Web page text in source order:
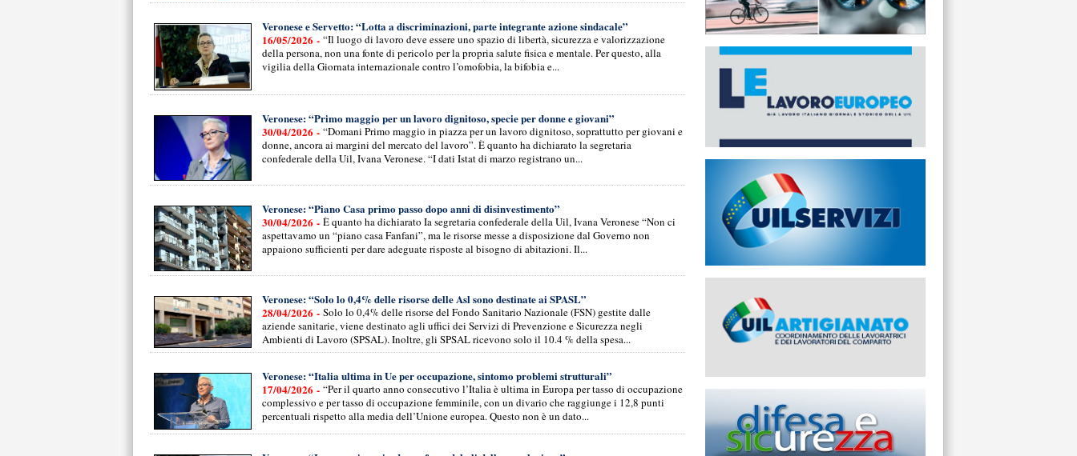
Veronese e Servetto: “Lotta a discriminazioni, parte integrante azione sindacale”
16/05/2026 - “Il luogo di lavoro deve essere uno spazio di libertà, sicurezza e valorizzazione
della persona, non una fonte di pericolo per la propria salute fisica e mentale. Per questo, alla
vigilia della Giornata internazionale contro l’omofobia, la bifobia e...
Veronese: “Primo maggio per un lavoro dignitoso, specie per donne e giovani”
30/04/2026 - “Domani Primo maggio in piazza per un lavoro dignitoso, soprattutto per giovani e
donne, ancora ai margini del mercato del lavoro”. È quanto ha dichiarato la segretaria
confederale della Uil, Ivana Veronese. “I dati Istat di marzo registrano un...
Veronese: “Piano Casa primo passo dopo anni di disinvestimento”
30/04/2026 - È quanto ha dichiarato Ia segretaria confederale della Uil, Ivana Veronese “Non ci
aspettavamo un “piano casa Fanfani”, ma le risorse messe a disposizione dal Governo non
appaiono sufficienti per dare adeguate risposte al bisogno di abitazioni. Il...
Veronese: “Solo lo 0,4% delle risorse delle Asl sono destinate ai SPASL”
28/04/2026 - Solo lo 0,4% delle risorse del Fondo Sanitario Nazionale (FSN) gestite dalle
aziende sanitarie, viene destinato agli uffici dei Servizi di Prevenzione e Sicurezza negli
Ambienti di Lavoro (SPSAL). Inoltre, gli SPSAL ricevono solo il 10.4 % della spesa...
Veronese: “Italia ultima in Ue per occupazione, sintomo problemi strutturali”
17/04/2026 - “Per il quarto anno consecutivo l’Italia è ultima in Europa per tasso di occupazione
complessivo e per tasso di occupazione femminile, con un divario che raggiunge i 12,8 punti
percentuali rispetto alla media dell’Unione europea. Questo non è un dato...